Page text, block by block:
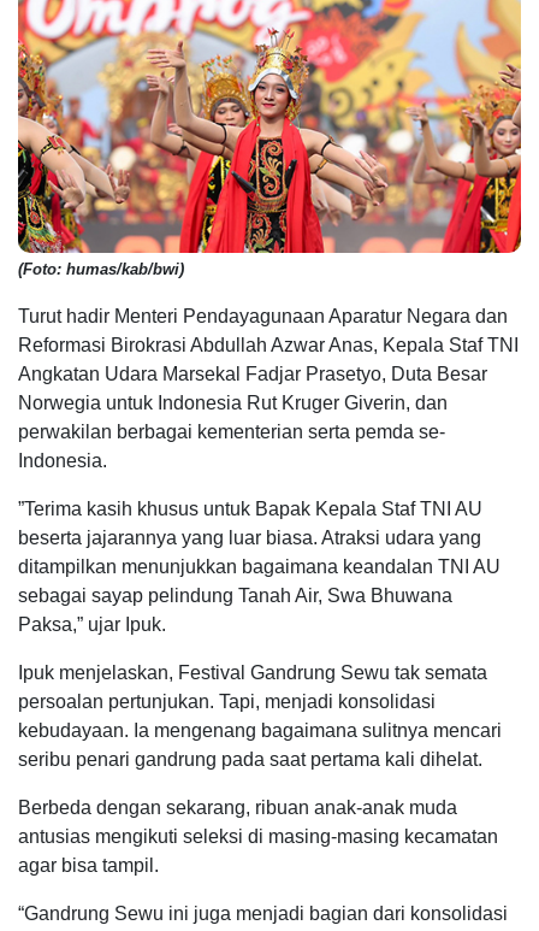
(Foto: humas/kab/bwi)
Turut hadir Menteri Pendayagunaan Aparatur Negara dan
Reformasi Birokrasi Abdullah Azwar Anas, Kepala Staf TNI
Angkatan Udara Marsekal Fadjar Prasetyo, Duta Besar
Norwegia untuk Indonesia Rut Kruger Giverin, dan
perwakilan berbagai kementerian serta pemda se-
Indonesia.
”Terima kasih khusus untuk Bapak Kepala Staf TNI AU
beserta jajarannya yang luar biasa. Atraksi udara yang
ditampilkan menunjukkan bagaimana keandalan TNI AU
sebagai sayap pelindung Tanah Air, Swa Bhuwana
Paksa,” ujar Ipuk.
Ipuk menjelaskan, Festival Gandrung Sewu tak semata
persoalan pertunjukan. Tapi, menjadi konsolidasi
kebudayaan. Ia mengenang bagaimana sulitnya mencari
seribu penari gandrung pada saat pertama kali dihelat.
Berbeda dengan sekarang, ribuan anak-anak muda
antusias mengikuti seleksi di masing-masing kecamatan
agar bisa tampil.
“Gandrung Sewu ini juga menjadi bagian dari konsolidasi